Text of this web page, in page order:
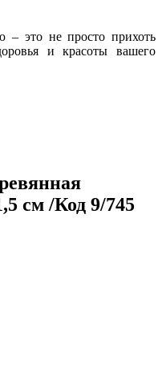
– это не просто прихоть
и красоты вашего
см /Код 9/745